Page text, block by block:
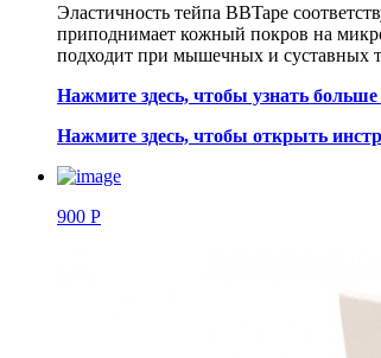
Эластичность тейпа BBTape
приподнимает кожный покров на
подходит при мышечных и суставных
Нажмите здесь, чтобы узнать
Нажмите здесь, чтобы открыть
900 Р